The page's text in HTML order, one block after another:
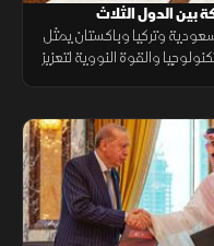
بين الدول الثلاث
وتركيا وباكستان يمثل
والقوة النووية لتعزيز